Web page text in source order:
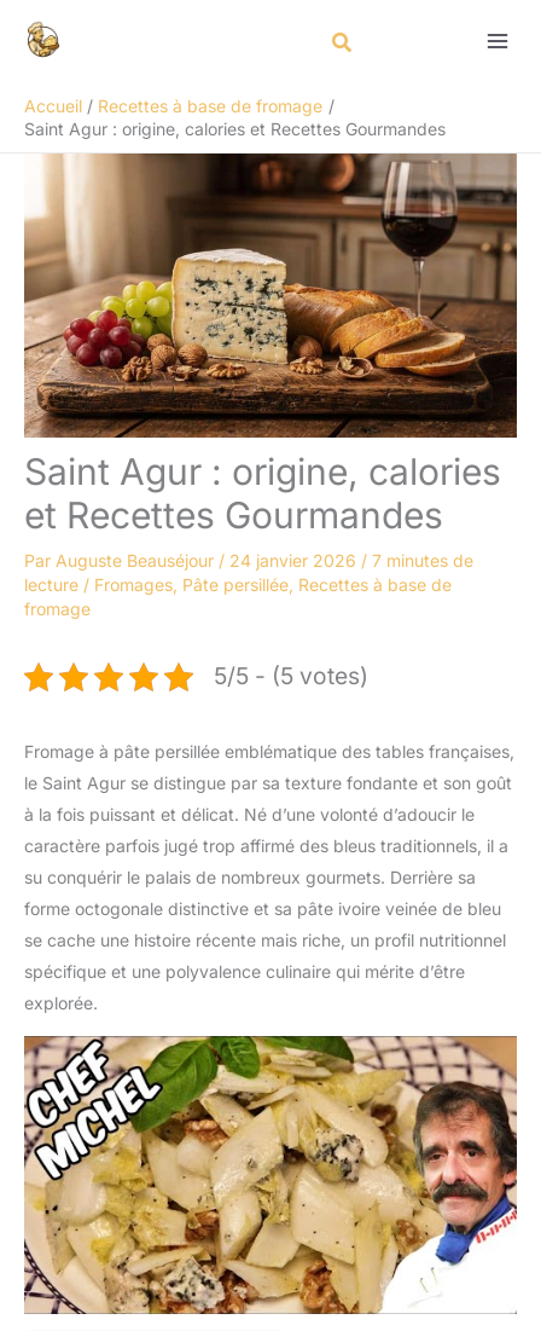
Accueil
Recettes à base de fromage
Saint Agur : origine, calories et Recettes Gourmandes
Saint Agur : origine, calories
et Recettes Gourmandes
Par Auguste Beauséjour / 24 janvier 2026 / 7 minutes de
lecture / Fromages, Pâte persillée, Recettes à base de
fromage
5/5 - (5 votes)
Fromage à pâte persillée emblématique des tables françaises,
le Saint Agur se distingue par sa texture fondante et son goût
à la fois puissant et délicat. Né d’une volonté d’adoucir le
caractère parfois jugé trop affirmé des bleus traditionnels, il a
su conquérir le palais de nombreux gourmets. Derrière sa
forme octogonale distinctive et sa pâte ivoire veinée de bleu
se cache une histoire récente mais riche, un profil nutritionnel
spécifique et une polyvalence culinaire qui mérite d’être
explorée.